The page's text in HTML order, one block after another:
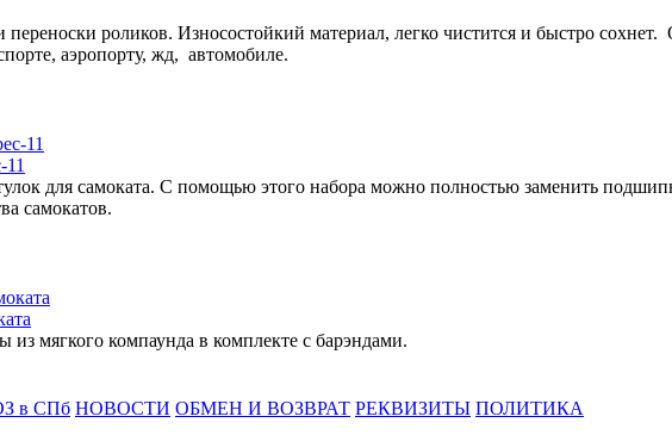
переноски роликов. Износостойкий материал, легко чистится и быстро
аэропорту, жд, автомобиле.
для самоката. С помощью этого набора можно полностью заменить
самокатов.
мягкого компаунда в комплекте с барэндами.
в СПб НОВОСТИ ОБМЕН И ВОЗВРАТ РЕКВИЗИТЫ ПОЛИТИКА